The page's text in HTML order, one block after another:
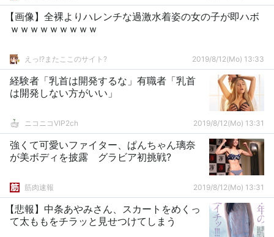
【画像】全裸よりハレンチな過激水着姿の女の子が即ハボ
ｗｗｗｗｗｗｗｗｗ
えっ!?またここのサイト? 2019/8/12(Mo) 13:33
経験者「乳首は開発するな」有職者「乳首
は開発しない方がいい」
ニコニコVIP2ch 2019/8/12(Mo) 13:31
強くて可愛いファイター、ぱんちゃん璃奈
が美ボディを披露 グラビア初挑戦?
筋肉速報 2019/8/12(Mo) 13:31
【悲報】中条あやみさん、スカートをめくっ
て太ももをチラッと見せつけてしまう